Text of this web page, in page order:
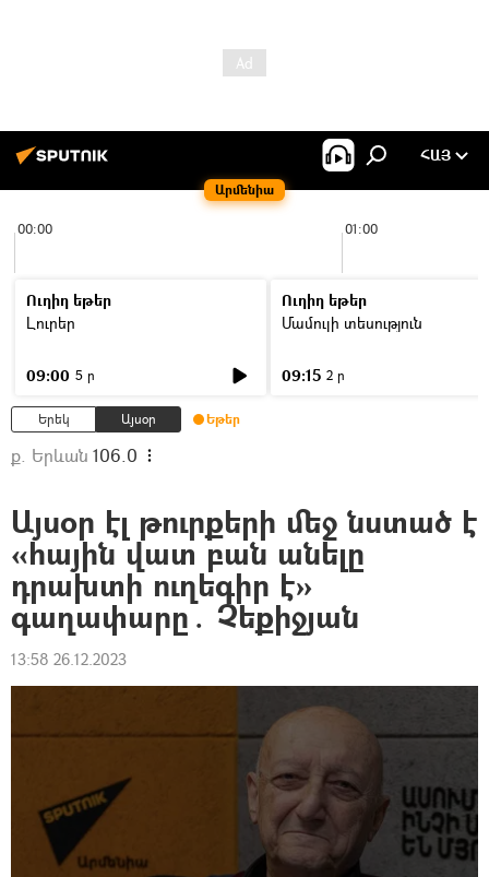
Արմենիա
ՀԱՅ
00:00 01:00
Ուղիղ եթեր
Լուրեր
09:00 5 ր
Ուղիղ եթեր
Մամուլի տեսություն
09:15 2 ր
Երեկ Այսօր Եթեր
ք. Երևան 106.0
Այսօր էլ թուրքերի մեջ նստած է
«հային վատ բան անելը
դրախտի ուղեգիր է»
գաղափարը․ Չեքիջյան
13:58 26.12.2023